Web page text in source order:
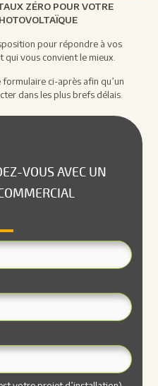
ZÉRO POUR VOTRE
pour répondre à vos
vous convient le mieux.
ci-après afin qu’un
dans les plus brefs délais.
VOUS AVEC UN